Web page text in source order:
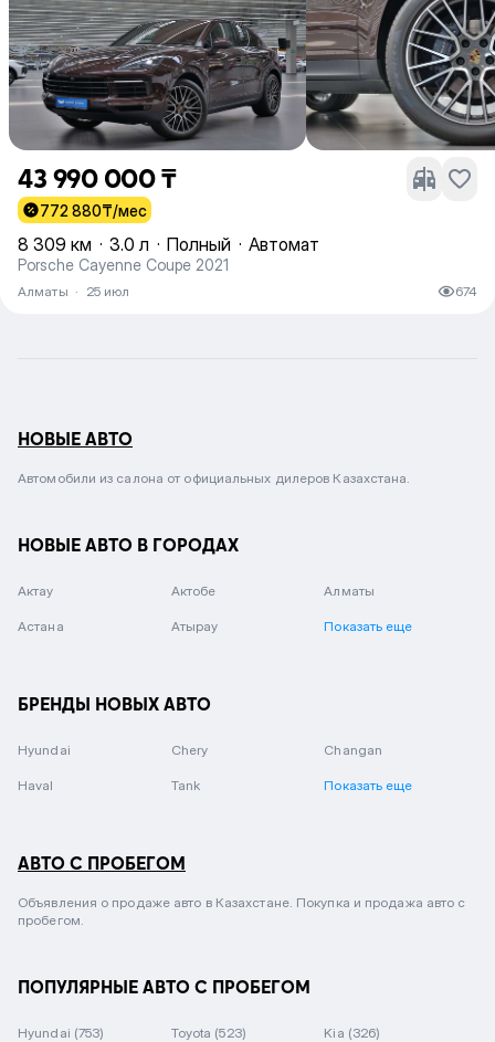
43 990 000 ₸
772 880₸/мес
8 309 км · 3.0 л · Полный · Автомат
Porsche Cayenne Coupe 2021
Алматы · 25 июл 674
НОВЫЕ АВТО
Автомобили из салона от официальных дилеров Казахстана.
НОВЫЕ АВТО В ГОРОДАХ
Актау Актобе Алматы
Астана Атырау Показать еще
БРЕНДЫ НОВЫХ АВТО
Hyundai Chery Changan
Haval Tank Показать еще
АВТО С ПРОБЕГОМ
Объявления о продаже авто в Казахстане. Покупка и продажа авто с
пробегом.
ПОПУЛЯРНЫЕ АВТО С ПРОБЕГОМ
Hyundai (753) Toyota (523) Kia (326)